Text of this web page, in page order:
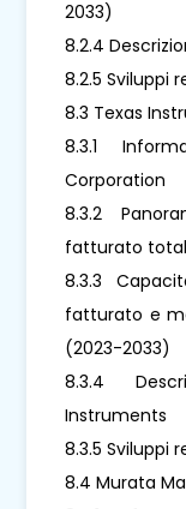
2033)
8.2.4
8.2.5 Sviluppi
8.3 Texas
8.3.1
Corporation
8.3.2
fatturato
8.3.3
fatturato e
(2023-2033)
8.3.4
Instruments
8.3.5 Sviluppi
8.4 Murata